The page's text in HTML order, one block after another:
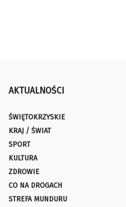
AKTUALNOŚCI
ŚWIĘTOKRZYSKIE
KRAJ / ŚWIAT
SPORT
KULTURA
ZDROWIE
CO NA DROGACH
STREFA MUNDURU